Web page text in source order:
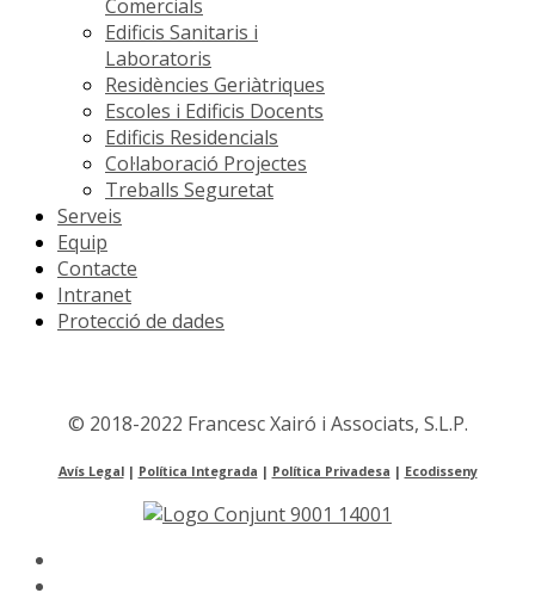
Comercials
Edificis Sanitaris i
Laboratoris
Residències Geriàtriques
Escoles i Edificis Docents
Edificis Residencials
Col·laboració Projectes
Treballs Seguretat
Serveis
Equip
Contacte
Intranet
Protecció de dades
© 2018-2022 Francesc Xairó i Associats, S.L.P.
Avís Legal| Política Integrada | Política Privadesa | Ecodisseny